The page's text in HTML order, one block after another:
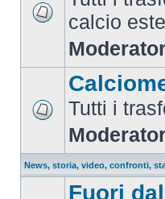
calcio
Tutti i
News, storia, video, confronti,
Fuori